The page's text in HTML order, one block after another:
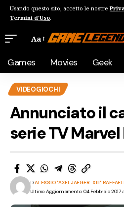
Usando questo sito, accetto le nostre
Termini d'Uso.
Aa
Games Movies Geek
VIDEOGIOCHI
Annunciato il
serie TV
Ultimo Aggiornamento: 04 Febbraio 2017
DiALESSIO "AXELJAEGER-XIII"